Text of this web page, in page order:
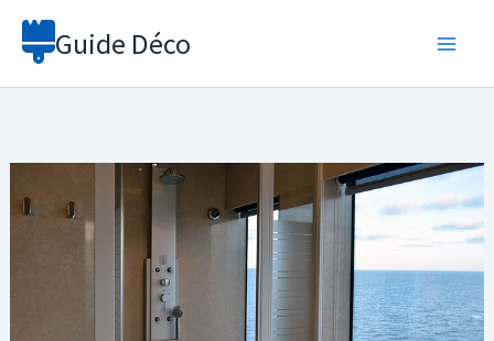
Aller
Guide Déco